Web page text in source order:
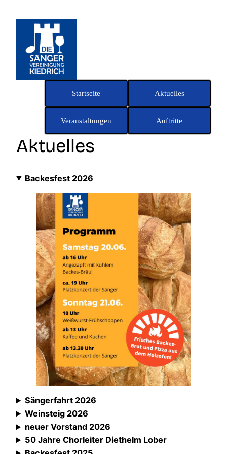
springen
Startseite Aktuelles
Veranstaltungen Auftritte
Aktuelles
Backesfest 2026
Sängerfahrt 2026
Weinsteig 2026
neuer Vorstand 2026
50 Jahre Chorleiter Diethelm Lober